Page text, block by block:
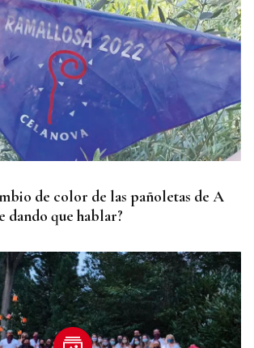
de color de las pañoletas de A
dando que hablar?